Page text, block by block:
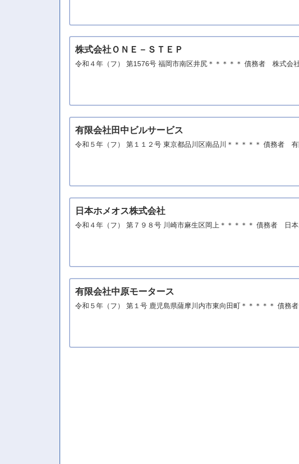
株式会社ＯＮＥ－ＳＴＥＰ
令和４年（フ） 第1576号 福岡市南区井尻＊＊＊＊＊ 債務者 株式会
有限会社田中ビルサービス
令和５年（フ） 第１１２号 東京都品川区南品川＊＊＊＊＊ 債務者
日本ホメオス株式会社
令和４年（フ） 第７９８号 川崎市麻生区岡上＊＊＊＊＊ 債務者 日
有限会社中原モータース
令和５年（フ） 第１号 鹿児島県薩摩川内市東向田町＊＊＊＊＊ 債務